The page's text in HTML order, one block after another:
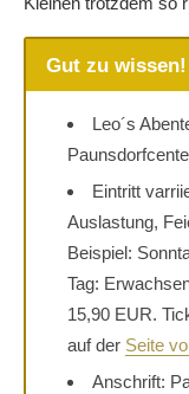
Gut zu wissen!
Leo´s
Eintritt
Auslastung,
Beispiel:
Tag:
15,90 EUR.
auf der Seite
Anschrift: